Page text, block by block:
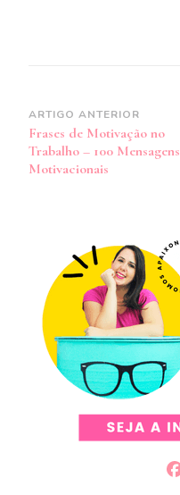
Navegação
de
post
ARTIGO ANTERIOR
Frases de Motivação no
Trabalho – 100 Mensagens
Motivacionais